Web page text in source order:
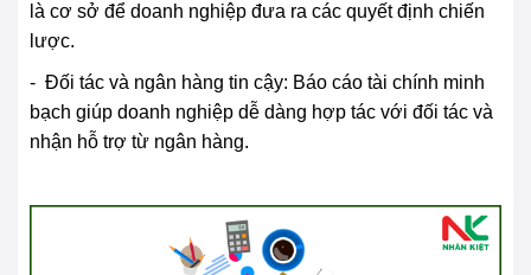
là cơ sở để doanh nghiệp đưa ra các quyết định chiến
lược.
- Đối tác và ngân hàng tin cậy: Báo cáo tài chính minh
bạch giúp doanh nghiệp dễ dàng hợp tác với đối tác và
nhận hỗ trợ từ ngân hàng.